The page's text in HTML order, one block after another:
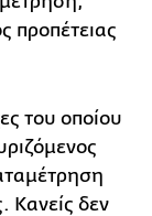
προπέτειας
του οποίου
Κανείς δεν